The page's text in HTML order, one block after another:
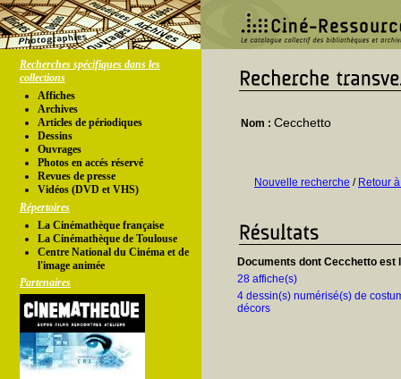
Recherches spécifiques dans les
collections
Affiches
Archives
Articles de périodiques
Dessins
Ouvrages
Photos en accés réservé
Revues de presse
Vidéos (DVD et VHS)
Répertoires
La Cinémathèque française
La Cinémathèque de Toulouse
Centre National du Cinéma et de
l'image animée
Partenaires
Nom : Cecchetto
Nouvelle recherche / Retour
Documents dont Cecchetto est
28 affiche(s)
4 dessin(s) numérisé(s) de
décors